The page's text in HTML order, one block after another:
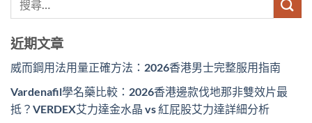
近期文章
威而鋼用法用量正確方法：2026香港男士完整服用指南
Vardenafil學名藥比較：2026香港邊款伐地那非雙效片最
抵？VERDEX艾力達金水晶 vs 紅屁股艾力達詳細分析